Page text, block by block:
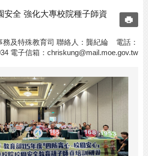
安全 強化大專校院種子師資
務及特殊教育司 聯絡人：龔紀綸 電話：
電子信箱： chriskung@mail.moe.gov.tw